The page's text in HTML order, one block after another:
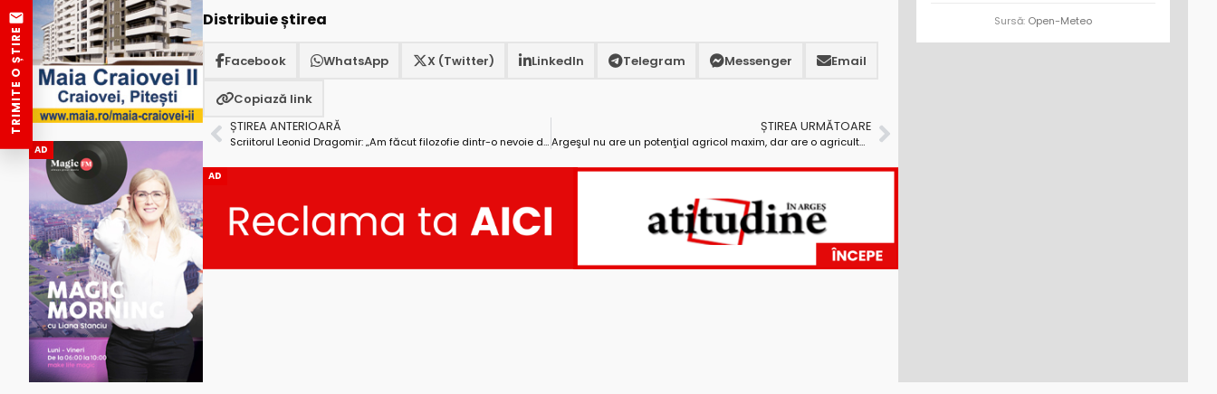
AD
Distribuie știrea
Facebook WhatsApp X (Twitter) LinkedIn Telegram Messenger Email
Copiază link
ȘTIREA ANTERIOARĂ
Scriitorul Leonid Dragomir: „Am făcut filozofie dintr-o nevoie de a compensa ceea ce nu-mi oferea medicina”
ȘTIREA URMĂTOARE
Argeşul nu are un potenţial agricol maxim, dar are o agricultură bine structurată şi dezvoltată
AD
Sursă: Open-Meteo
TRIMITE O ȘTIRE